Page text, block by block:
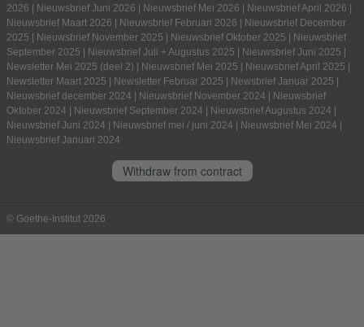
2026 | Nieuwsbrief Juni 2026 | Nieuwsbrief Mei 2026 | Nieuwsbrief April 2026 |
Nieuwsbrief Maart 2026 | Nieuwsbrief Februari 2026 | Nieuwsbrief December
2025 | Nieuwsbrief November 2025 | Nieuwsbrief Oktober 2025 | Nieuwsbrief
September 2025 | Nieuwsbrief Juli + Augustus 2025 | Nieuwsbrief Juni 2025 |
Newsletter Mei 2025 (deel 2) | Nieuwsbrief Mei 2025 | Nieuwsbrief April 2025 |
Newsletter Maart 2025 | Newsletter Februar 2025 | Newsbrief Januar 2025 |
Nieuwsbrief december 2024 | Nieuwsbrief November 2024 | Nieuwsbrief
Oktober 2024 | Nieuwsbrief September 2024 | Nieuwsbrief Augustus 2024 |
Nieuwsbrief Juni 2024 | Nieuwsbrief mei / juni 2024 | Nieuwsbrief Mei 2024 |
Nieuwsbrief Januari 2024
Withdraw from contract
© Goethe-Institut 2026